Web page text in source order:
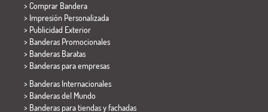
> Comprar Bandera
> Impresión Personalizada
> Publicidad Exterior
> Banderas Promocionales
> Banderas Baratas
> Banderas para empresas
> Banderas Internacionales
> Banderas del Mundo
> Banderas para tiendas y fachadas